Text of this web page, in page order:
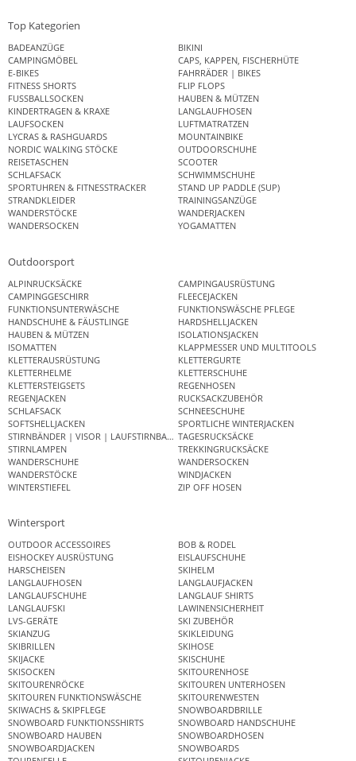
Top Kategorien
BADEANZÜGE
BIKINI
CAMPINGMÖBEL
CAPS, KAPPEN, FISCHERHÜTE
E-BIKES
FAHRRÄDER | BIKES
FITNESS SHORTS
FLIP FLOPS
FUSSBALLSOCKEN
HAUBEN & MÜTZEN
KINDERTRAGEN & KRAXE
LANGLAUFHOSEN
LAUFSOCKEN
LUFTMATRATZEN
LYCRAS & RASHGUARDS
MOUNTAINBIKE
NORDIC WALKING STÖCKE
OUTDOORSCHUHE
REISETASCHEN
SCOOTER
SCHLAFSACK
SCHWIMMSCHUHE
SPORTUHREN & FITNESSTRACKER
STAND UP PADDLE (SUP)
STRANDKLEIDER
TRAININGSANZÜGE
WANDERSTÖCKE
WANDERJACKEN
WANDERSOCKEN
YOGAMATTEN
Outdoorsport
ALPINRUCKSÄCKE
CAMPINGAUSRÜSTUNG
CAMPINGGESCHIRR
FLEECEJACKEN
FUNKTIONSUNTERWÄSCHE
FUNKTIONSWÄSCHE PFLEGE
HANDSCHUHE & FÄUSTLINGE
HARDSHELLJACKEN
HAUBEN & MÜTZEN
ISOLATIONSJACKEN
ISOMATTEN
KLAPPMESSER UND MULTITOOLS
KLETTERAUSRÜSTUNG
KLETTERGURTE
KLETTERHELME
KLETTERSCHUHE
KLETTERSTEIGSETS
REGENHOSEN
REGENJACKEN
RUCKSACKZUBEHÖR
SCHLAFSACK
SCHNEESCHUHE
SOFTSHELLJACKEN
SPORTLICHE WINTERJACKEN
STIRNBÄNDER | VISOR | LAUFSTIRNBANDTAGESRUCKSÄCKE
STIRNLAMPEN
TREKKINGRUCKSÄCKE
WANDERSCHUHE
WANDERSOCKEN
WANDERSTÖCKE
WINDJACKEN
WINTERSTIEFEL
ZIP OFF HOSEN
Wintersport
OUTDOOR ACCESSOIRES
BOB & RODEL
EISHOCKEY AUSRÜSTUNG
EISLAUFSCHUHE
HARSCHEISEN
SKIHELM
LANGLAUFHOSEN
LANGLAUFJACKEN
LANGLAUFSCHUHE
LANGLAUF SHIRTS
LANGLAUFSKI
LAWINENSICHERHEIT
LVS-GERÄTE
SKI ZUBEHÖR
SKIANZUG
SKIKLEIDUNG
SKIBRILLEN
SKIHOSE
SKIJACKE
SKISCHUHE
SKISOCKEN
SKITOURENHOSE
SKITOURENRÖCKE
SKITOUREN UNTERHOSEN
SKITOUREN FUNKTIONSWÄSCHE
SKITOURENWESTEN
SKIWACHS & SKIPFLEGE
SNOWBOARDBRILLE
SNOWBOARD FUNKTIONSSHIRTS
SNOWBOARD HANDSCHUHE
SNOWBOARD HAUBEN
SNOWBOARDHOSEN
SNOWBOARDJACKEN
SNOWBOARDS